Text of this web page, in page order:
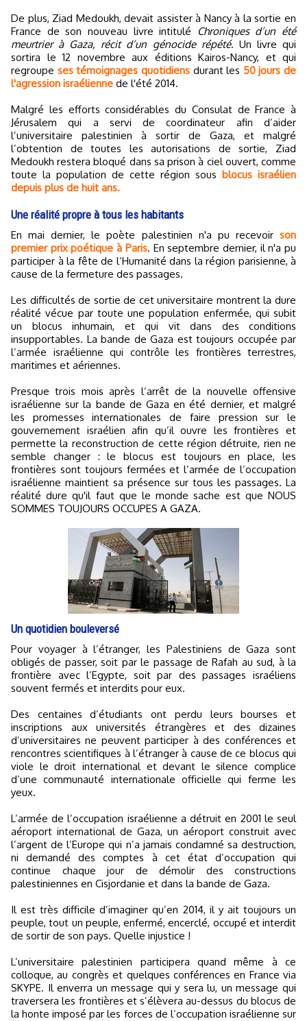
De plus, Ziad Medoukh, devait assister à Nancy à la sortie en
France de son nouveau livre intitulé
Chroniques d’un été
meurtrier à Gaza, récit d’un génocide répété. Un livre qui
sortira le 12 novembre aux éditions Kairos-Nancy, et qui
regroupe ses témoignages quotidiensdurant les 50 jours de
l'agression israélienne de l'été 2014.
Malgré les efforts considérables du Consulat de France à
Jérusalem qui a servi de coordinateur afin d’aider
l’universitaire palestinien à sortir de Gaza, et malgré
l’obtention de toutes les autorisations de sortie, Ziad
Medoukh restera bloqué dans sa prison à ciel ouvert, comme
toute la population de cette région sous blocus israélien
depuis plus de huit ans.
Une réalité propre à tous les habitants
En mai dernier, le poète palestinien n'a pu recevoir son
premier prix poétique à Paris. En septembre dernier, il n'a pu
participer à la fête de l’Humanité dans la région parisienne, à
cause de la fermeture des passages.
Les difficultés de sortie de cet universitaire montrent la dure
réalité vécue par toute une population enfermée, qui subit
un blocus inhumain, et qui vit dans des conditions
insupportables. La bande de Gaza est toujours occupée par
l’armée israélienne qui contrôle les frontières terrestres,
maritimes et aériennes.
Presque trois mois après l’arrêt de la nouvelle offensive
israélienne sur la bande de Gaza en été dernier, et malgré
les promesses internationales de faire pression sur le
gouvernement israélien afin qu’il ouvre les frontières et
permette la reconstruction de cette région détruite, rien ne
semble changer : le blocus est toujours en place, les
frontières sont toujours fermées et l’armée de l’occupation
israélienne maintient sa présence sur tous les passages. La
réalité dure qu'il faut que le monde sache est que NOUS
SOMMES TOUJOURS OCCUPES A GAZA.
Un quotidien bouleversé
Pour voyager à l’étranger, les Palestiniens de Gaza sont
obligés de passer, soit par le passage de Rafah au sud, à la
frontière avec l’Egypte, soit par des passages israéliens
souvent fermés et interdits pour eux.
Des centaines d’étudiants ont perdu leurs bourses et
inscriptions aux universités étrangères et des dizaines
d’universitaires ne peuvent participer à des conférences et
rencontres scientifiques à l’étranger à cause de ce blocus qui
viole le droit international et devant le silence complice
d’une communauté internationale officielle qui ferme les
yeux.
L’armée de l’occupation israélienne a détruit en 2001 le seul
aéroport international de Gaza, un aéroport construit avec
l’argent de l’Europe qui n’a jamais condamné sa destruction,
ni demandé des comptes à cet état d’occupation qui
continue chaque jour de démolir des constructions
palestiniennes en Cisjordanie et dans la bande de Gaza.
Il est très difficile d’imaginer qu’en 2014, il y ait toujours un
peuple, tout un peuple, enfermé, encerclé, occupé et interdit
de sortir de son pays. Quelle injustice !
L’universitaire palestinien participera quand même à ce
colloque, au congrès et quelques conférences en France via
SKYPE. Il enverra un message qui y sera lu, un message qui
traversera les frontières et s’élèvera au-dessus du blocus de
la honte imposé par les forces de l’occupation israélienne sur